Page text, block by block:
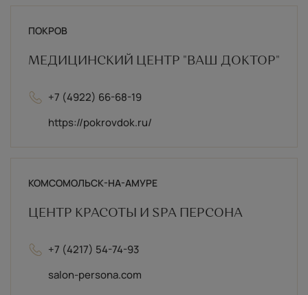
ПОКРОВ
МЕДИЦИНСКИЙ ЦЕНТР "ВАШ ДОКТОР"
+7 (4922) 66-68-19
https://pokrovdok.ru/
КОМСОМОЛЬСК-НА-АМУРЕ
ЦЕНТР КРАСОТЫ И SPA ПЕРСОНА
+7 (4217) 54-74-93
salon-persona.com
Вконтакте
(*принадлежит компании Meta, признанной
территории РФ)